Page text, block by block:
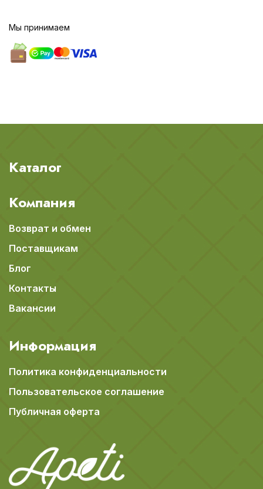
Мы принимаем
Каталог
Компания
Возврат и обмен
Поставщикам
Блог
Контакты
Вакансии
Информация
Политика конфиденциальности
Пользовательское соглашение
Публичная оферта